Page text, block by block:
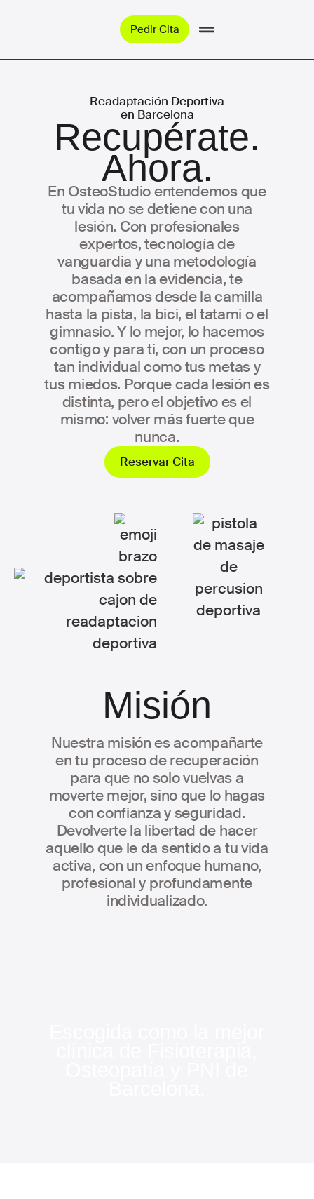
Pedir Cita
Readaptación Deportiva
en Barcelona
Recupérate.
Ahora.
En OsteoStudio entendemos que
tu vida no se detiene con una
lesión. Con profesionales
expertos, tecnología de
vanguardia y una metodología
basada en la evidencia, te
acompañamos desde la camilla
hasta la pista, la bici, el tatami o el
gimnasio. Y lo mejor, lo hacemos
contigo y para ti, con un proceso
tan individual como tus metas y
tus miedos. Porque cada lesión es
distinta, pero el objetivo es el
mismo: volver más fuerte que
nunca.
Reservar Cita
Misión
Nuestra misión es acompañarte
en tu proceso de recuperación
para que no solo vuelvas a
moverte mejor, sino que lo hagas
con confianza y seguridad.
Devolverte la libertad de hacer
aquello que le da sentido a tu vida
activa, con un enfoque humano,
profesional y profundamente
individualizado.